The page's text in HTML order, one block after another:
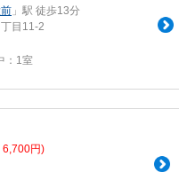
」駅 徒歩13分
丁目11-2
1室
6,700円)